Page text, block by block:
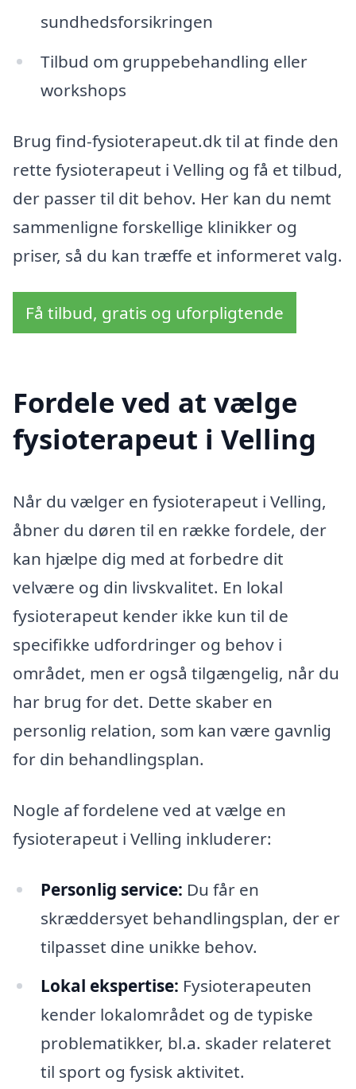
sundhedsforsikringen
Tilbud om gruppebehandling eller
workshops
Brug find-fysioterapeut.dk til at finde den
rette fysioterapeut i Velling og få et tilbud,
der passer til dit behov. Her kan du nemt
sammenligne forskellige klinikker og
priser, så du kan træffe et informeret valg.
Få tilbud, gratis og uforpligtende
Fordele ved at vælge
fysioterapeut i Velling
Når du vælger en fysioterapeut i Velling,
åbner du døren til en række fordele, der
kan hjælpe dig med at forbedre dit
velvære og din livskvalitet. En lokal
fysioterapeut kender ikke kun til de
specifikke udfordringer og behov i
området, men er også tilgængelig, når du
har brug for det. Dette skaber en
personlig relation, som kan være gavnlig
for din behandlingsplan.
Nogle af fordelene ved at vælge en
fysioterapeut i Velling inkluderer:
Personlig service: Du får en
skræddersyet behandlingsplan, der er
tilpasset dine unikke behov.
Lokal ekspertise: Fysioterapeuten
kender lokalområdet og de typiske
problematikker, bl.a. skader relateret
til sport og fysisk aktivitet.